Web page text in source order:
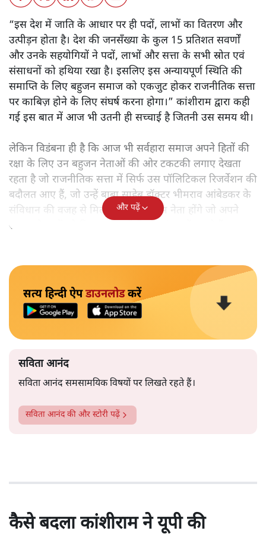
“इस देश में जाति के आधार पर ही पदों, लाभों का वितरण और
उत्पीड़न होता है। देश की जनसँख्या के कुल 15 प्रतिशत सवर्णों
और उनके सहयोगियों ने पदों, लाभों और सत्ता के सभी स्रोत एवं
संसाधनों को हथिया रखा है। इसलिए इस अन्यायपूर्ण स्थिति की
समाप्ति के लिए बहुजन समाज को एकजुट होकर राजनीतिक सत्ता
पर काबिज़ होने के लिए संघर्ष करना होगा।” कांशीराम द्वारा कही
गई इस बात में आज भी उतनी ही सच्चाई है जितनी उस समय थी।
लेकिन विडंबना ही है कि आज भी सर्वहारा समाज अपने हितों की
रक्षा के लिए उन बहुजन नेताओं की ओर टकटकी लगाए देखता
रहता है जो राजनीतिक सत्ता में सिर्फ उस पॉलिटिकल रिजर्वेशन की
बदौलत आए हैं, जो उन्हें बाबा साहेब डॉक्टर भीमराव आंबेडकर के
संविधान की वजह से मिला। ऐसे बहुत कम नेता होंगे जो अपने
समाज के मुद्दों को विधानसभाओं में और संसद में उठाते हैं।
और पढ़ें
सत्य हिन्दी ऐपडाउनलोडकरें
सविता आनंद
सविता आनंद समसामयिक विषयों पर लिखते रहते हैं।
सविता आनंदकी और स्टोरी पढ़ें
कैसे बदला कांशीराम ने यूपी की